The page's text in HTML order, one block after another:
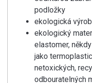
podložky
ekologická
ekologický
elastomer,
jako
netoxických,
odbouratelných